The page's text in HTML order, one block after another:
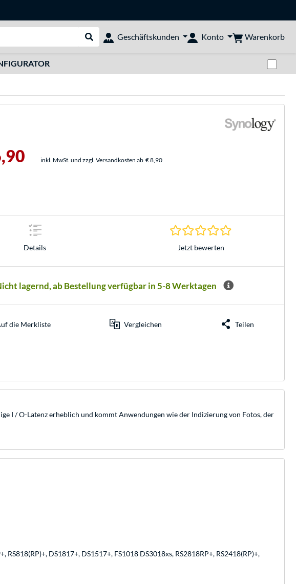
Suche durchführen
Geschäftskunden Konto Warenkorb
inkl. MwSt. und zzgl. Versandkosten ab € 8,90
Details
0.0 Sterne bei 0
Jetzt bewerten
lagernd, ab Bestellung verfügbar in 5-8 Werktagen
die Merkliste Vergleichen Teilen
I / O-Latenz erheblich und kommt Anwendungen wie der Indizierung von Fotos, der
DS1817+, DS1517+, FS1018 DS3018xs, RS2818RP+, RS2418(RP)+,